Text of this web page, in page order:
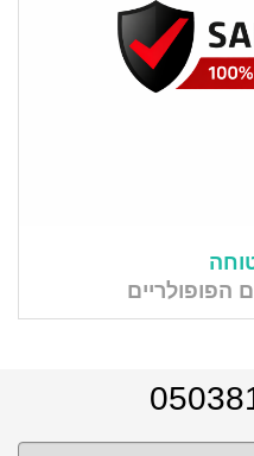
הפופולריים